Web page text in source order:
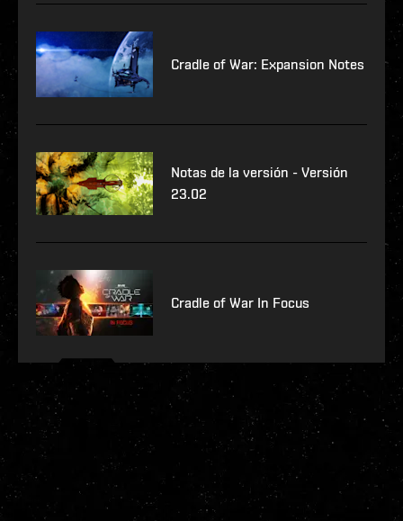
Cradle of War: Expansion Notes
Notas de la versión - Versión
23.02
Cradle of War In Focus